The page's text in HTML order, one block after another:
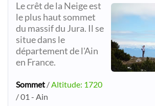
Le crêt de la Neige est
le plus haut sommet
du massif du Jura. Il se
situe dans le
département de l'Ain
en France.
Sommet /Altitude: 1720
/ 01 - Ain